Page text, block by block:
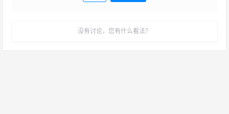
没有讨论，您有什么看法？